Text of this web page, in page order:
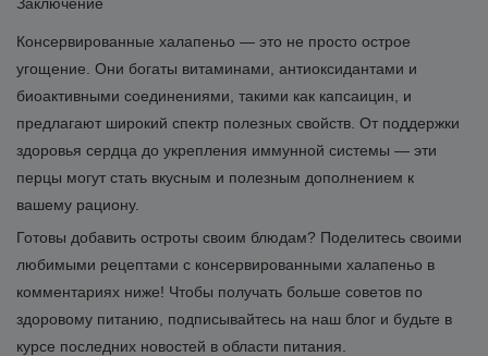
Консервированные халапеньо — это не просто острое
угощение. Они богаты витаминами, антиоксидантами и
биоактивными соединениями, такими как капсаицин, и
предлагают широкий спектр полезных свойств. От поддержки
здоровья сердца до укрепления иммунной системы — эти
перцы могут стать вкусным и полезным дополнением к
вашему рациону.
Готовы добавить остроты своим блюдам? Поделитесь своими
любимыми рецептами с консервированными халапеньо в
комментариях ниже! Чтобы получать больше советов по
здоровому питанию, подписывайтесь на наш блог и будьте в
курсе последних новостей в области питания.